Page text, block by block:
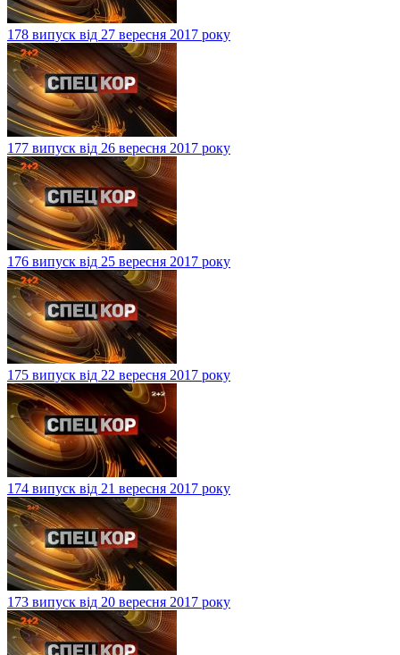
178 випуск від 27 вересня 2017 року
177 випуск від 26 вересня 2017 року
176 випуск від 25 вересня 2017 року
175 випуск від 22 вересня 2017 року
174 випуск від 21 вересня 2017 року
173 випуск від 20 вересня 2017 року